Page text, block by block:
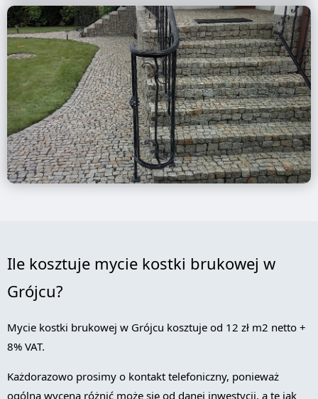
Ile kosztuje mycie kostki brukowej w
Grójcu?
Mycie kostki brukowej w Grójcu kosztuje od 12 zł m2 netto +
8% VAT.
Każdorazowo prosimy o kontakt telefoniczny, ponieważ
ogólna wycena różnić może się od danej inwestycji, a te jak